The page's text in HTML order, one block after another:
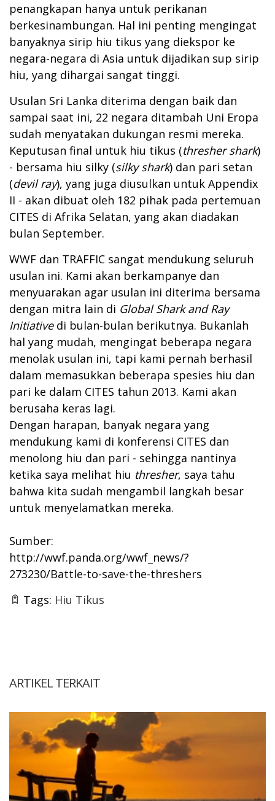
penangkapan hanya untuk perikanan
berkesinambungan. Hal ini penting mengingat
banyaknya sirip hiu tikus yang diekspor ke
negara-negara di Asia untuk dijadikan sup sirip
hiu, yang dihargai sangat tinggi.
Usulan Sri Lanka diterima dengan baik dan
sampai saat ini, 22 negara ditambah Uni Eropa
sudah menyatakan dukungan resmi mereka.
Keputusan final untuk hiu tikus (thresher shark)
- bersama hiu silky (silky shark) dan pari setan
(devil ray), yang juga diusulkan untuk Appendix
II - akan dibuat oleh 182 pihak pada pertemuan
CITES di Afrika Selatan, yang akan diadakan
bulan September.
WWF dan TRAFFIC sangat mendukung seluruh
usulan ini. Kami akan berkampanye dan
menyuarakan agar usulan ini diterima bersama
dengan mitra lain di Global Shark and Ray
Initiativedi bulan-bulan berikutnya. Bukanlah
hal yang mudah, mengingat beberapa negara
menolak usulan ini, tapi kami pernah berhasil
dalam memasukkan beberapa spesies hiu dan
pari ke dalam CITES tahun 2013. Kami akan
berusaha keras lagi.
Dengan harapan, banyak negara yang
mendukung kami di konferensi CITES dan
menolong hiu dan pari - sehingga nantinya
ketika saya melihat hiu thresher, saya tahu
bahwa kita sudah mengambil langkah besar
untuk menyelamatkan mereka.
Sumber:
http://wwf.panda.org/wwf_news/?
273230/Battle-to-save-the-threshers
Tags: Hiu Tikus
ARTIKEL TERKAIT